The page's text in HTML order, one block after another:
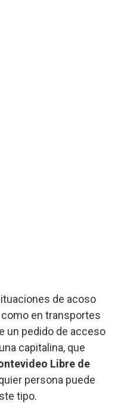
de acoso
en transportes
un pedido de acceso
capitalina, que
Libre de
persona puede
tipo.